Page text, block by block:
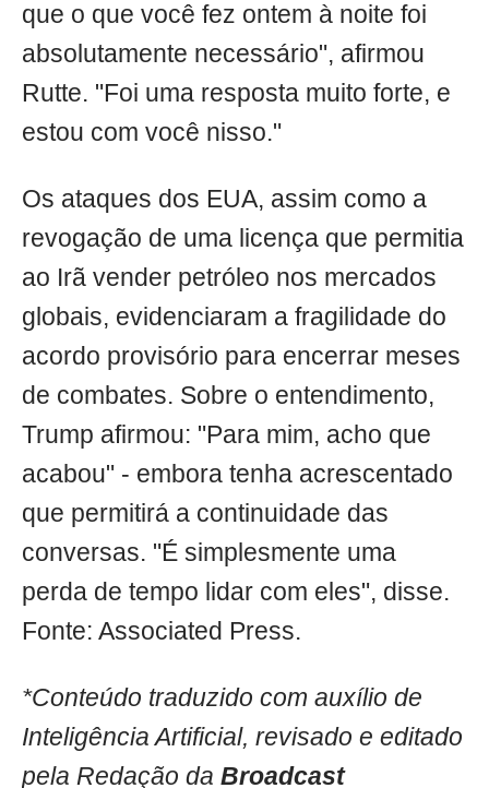
que o que você fez ontem à noite foi
absolutamente necessário", afirmou
Rutte. "Foi uma resposta muito forte, e
estou com você nisso."
Os ataques dos EUA, assim como a
revogação de uma licença que permitia
ao Irã vender petróleo nos mercados
globais, evidenciaram a fragilidade do
acordo provisório para encerrar meses
de combates. Sobre o entendimento,
Trump afirmou: "Para mim, acho que
acabou" - embora tenha acrescentado
que permitirá a continuidade das
conversas. "É simplesmente uma
perda de tempo lidar com eles", disse.
Fonte: Associated Press.
*Conteúdo traduzido com auxílio de
Inteligência Artificial, revisado e editado
pela Redação da Broadcast